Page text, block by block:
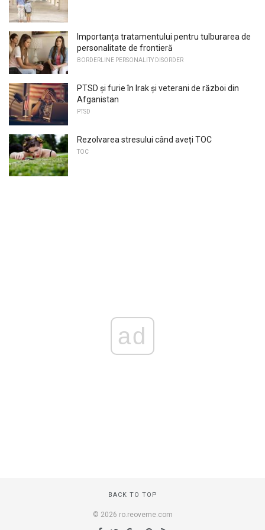
Importanța tratamentului pentru tulburarea de
personalitate de frontieră
BORDERLINE PERSONALITY DISORDER
PTSD și furie în Irak și veterani de război din
Afganistan
PTSD
Rezolvarea stresului când aveți TOC
TOC
ad
BACK TO TOP
© 2026 ro.reoveme.com